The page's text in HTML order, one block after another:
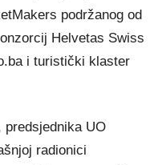
podržanog od
Helvetas Swiss
i turistički klaster
predsjednika UO
radionici